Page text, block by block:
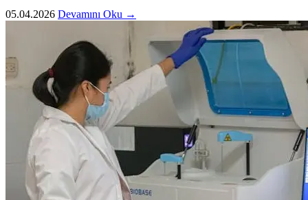
05.04.2026 Devamını Oku →